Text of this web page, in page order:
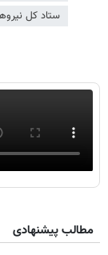
ستاد کل
مطالب پیشنهادی